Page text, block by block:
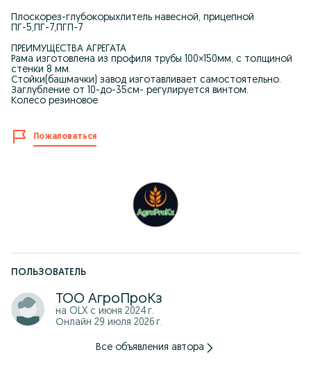
Плоскорез-глубокорыхлитель навесной, прицепной
ПГ-5,ПГ-7,ПГП-7
ПРЕИМУЩЕСТВА АГРЕГАТА
Рама изготовлена из профиля трубы 100×150мм, с толщиной
стенки 8 мм.
Стойки(башмачки) завод изготавливает самостоятельно.
Заглубление от 10-до-35см- регулируется винтом.
Колесо резиновое
Пожаловаться
ПОЛЬЗОВАТЕЛЬ
ТОО АгроПроКз
на OLX с июня 2024 г.
Онлайн 29 июля 2026 г.
Все объявления автора